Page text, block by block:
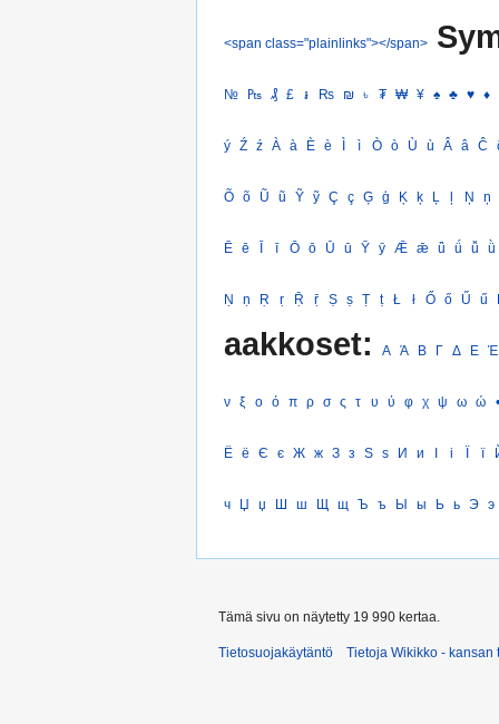
<span class="plainlinks"></span>
№ ₧ ₰ £ ៛ ₨ ₪ ৳ ₮ ₩ ¥ ♠ ♣ ♥ ♦
ý Ź ź À à È è Ì ì Ò ò Ù ù Â â Ĉ
Õ õ Ũ ũ Ỹ ỹ Ç ç Ģ ģ Ķ ķ Ļ ļ Ņ ņ
Ē ē Ī ī Ō ō Ū ū Ȳ ȳ Ǣ ǣ ǖ ǘ ǚ ǜ
Ṇ ṇ Ṛ ṛ Ṝ ṝ Ṣ ṣ Ṭ ṭ Ł ł Ő ő Ű ű
aakkoset: Α Ά Β Γ Δ Ε Έ
ν ξ ο ό π ρ σ ς τ υ ύ φ χ ψ ω ώ •
Ё ё Є є Ж ж З з Ѕ ѕ И и І і Ї ї
ч Џ џ Ш ш Щ щ Ъ ъ Ы ы Ь ь Э э
Tämä sivu on näytetty 19 990 kertaa.
Tietosuojakäytäntö Tietoja Wikikko - kansan